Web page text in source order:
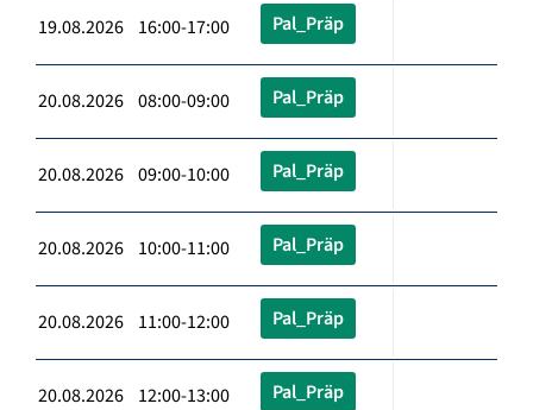
19.08.2026 16:00-17:00 Pal_Präp
20.08.2026 08:00-09:00 Pal_Präp
20.08.2026 09:00-10:00 Pal_Präp
20.08.2026 10:00-11:00 Pal_Präp
20.08.2026 11:00-12:00 Pal_Präp
20.08.2026 12:00-13:00 Pal_Präp